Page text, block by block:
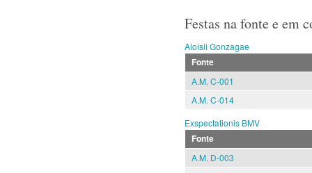
Festas na fonte e em
Aloisii Gonzagae
Fonte
A.M. C-001
A.M. C-014
Exspectationis BMV
Fonte
A.M. D-003